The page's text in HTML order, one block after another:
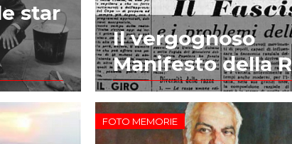
star
Il vergognoso
Manifesto della
FOTO MEMORIE